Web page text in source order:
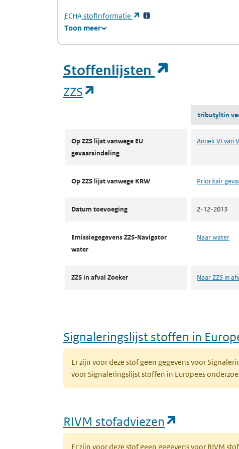
ECHA(Europees Agentschap voor chemische stoffen)
stofinformatie
(opent in een nieuw tabblad)
Toon meer
Stoffenlijsten
ZZS
tributyltin
Op ZZS lijst vanwege EU
gevaarsindeling
Annex VI van
Op ZZS lijst vanwege KRW Prioritair
Datum toevoeging 2-12-2013
Emissiegegevens ZZS-Navigator
water
Naar water
ZZS in afval Zoeker Naar ZZS in
Signaleringslijst stoffen in
Er zijn voor deze stof geen gegevens voor
voor Signaleringslijst stoffen in Europees
RIVM stofadviezen
Er zijn voor deze stof geen gegevens voor RIVM